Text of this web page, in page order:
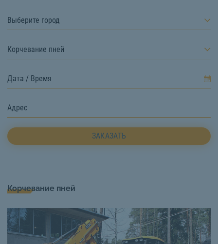
Выберите город
Корчевание пней
ЗАКАЗАТЬ
Корчевание пней